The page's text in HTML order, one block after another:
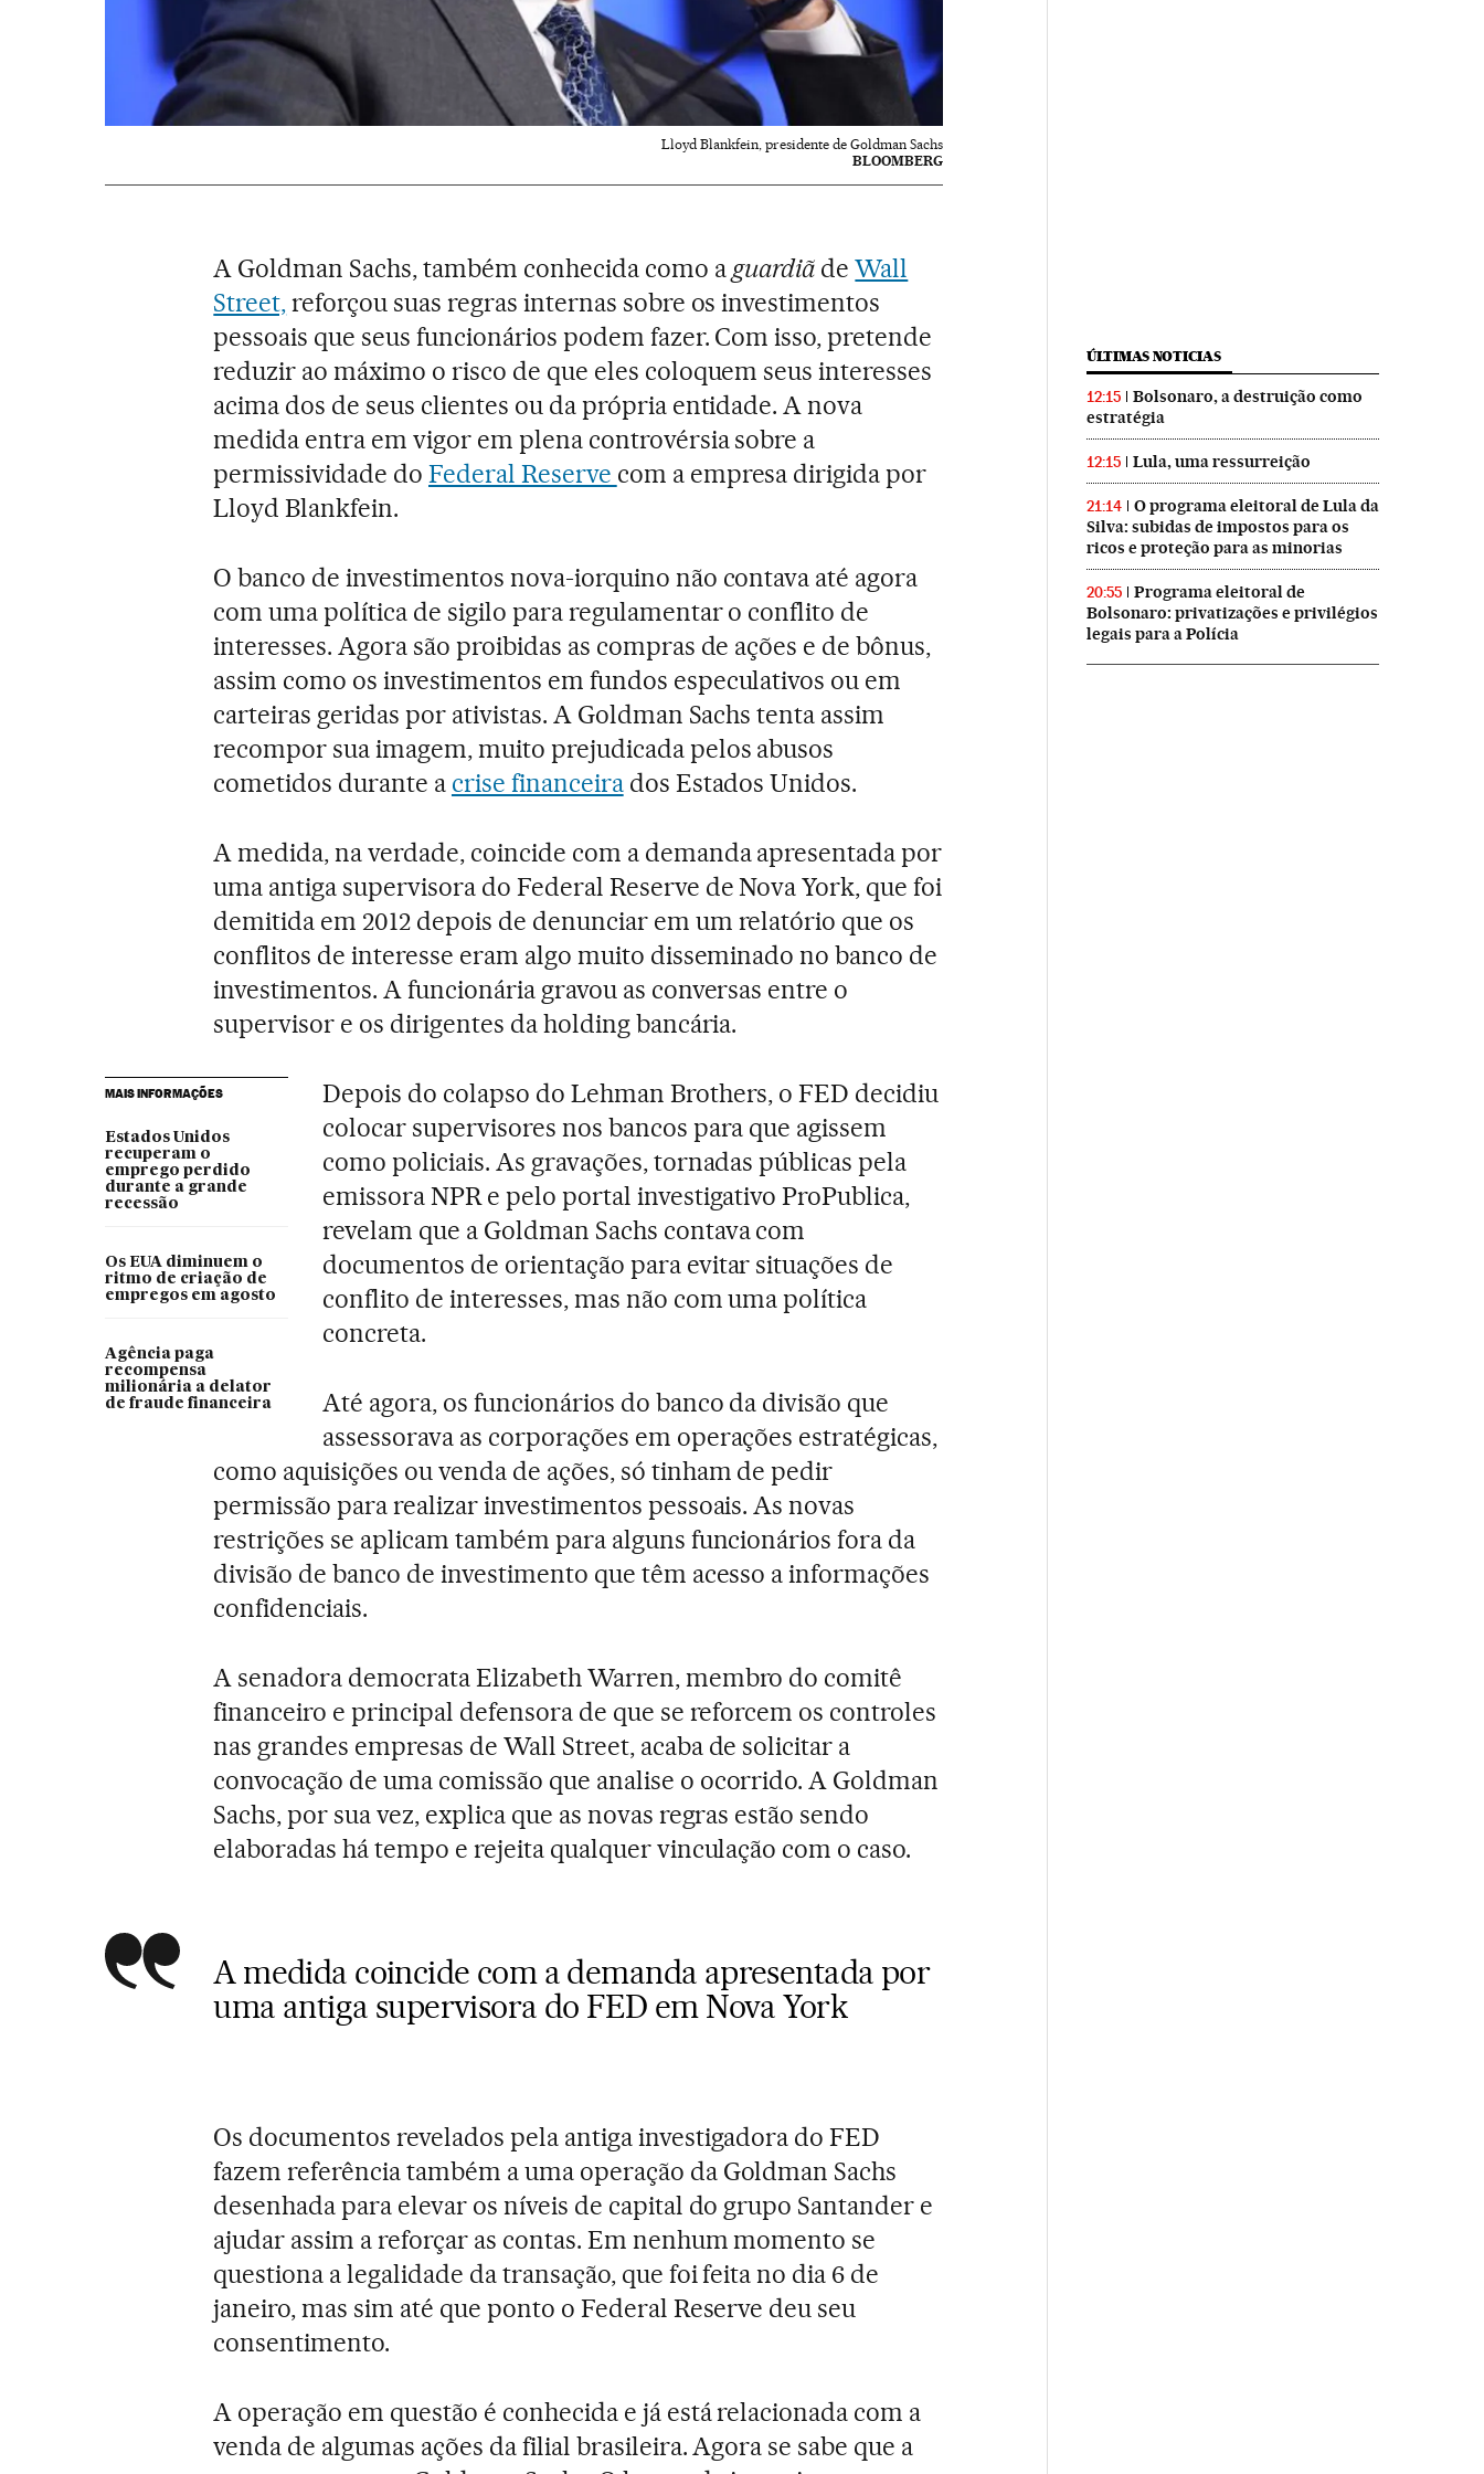
Lloyd Blankfein, presidente de Goldman Sachs
BLOOMBERG
A Goldman Sachs, também conhecida como aguardiã deWall
Street,reforçou suas regras internas sobre os investimentos
pessoais que seus funcionários podem fazer. Com isso, pretende
reduzir ao máximo o risco de que eles coloquem seus interesses
acima dos de seus clientes ou da própria entidade. A nova
medida entra em vigor em plena controvérsia sobre a
permissividade do Federal Reserve com a empresa dirigida por
Lloyd Blankfein.
O banco de investimentos nova-iorquino não contava até agora
com uma política de sigilo para regulamentar o conflito de
interesses. Agora são proibidas as compras de ações e de bônus,
assim como os investimentos em fundos especulativos ou em
carteiras geridas por ativistas. A Goldman Sachs tenta assim
recompor sua imagem, muito prejudicada pelos abusos
cometidos durante a crise financeirados Estados Unidos.
A medida, na verdade, coincide com a demanda apresentada por
uma antiga supervisora do Federal Reserve de Nova York, que foi
demitida em 2012 depois de denunciar em um relatório que os
conflitos de interesse eram algo muito disseminado no banco de
investimentos. A funcionária gravou as conversas entre o
supervisor e os dirigentes da holding bancária.
MAIS INFORMAÇÕES
Estados Unidos
recuperam o
emprego perdido
durante a grande
recessão
Os EUA diminuem o
ritmo de criação de
empregos em agosto
Agência paga
recompensa
milionária a delator
de fraude financeira
Depois do colapso do Lehman Brothers, o FED decidiu
colocar supervisores nos bancos para que agissem
como policiais. As gravações, tornadas públicas pela
emissora NPR e pelo portal investigativo ProPublica,
revelam que a Goldman Sachs contava com
documentos de orientação para evitar situações de
conflito de interesses, mas não com uma política
concreta.
Até agora, os funcionários do banco da divisão que
assessorava as corporações em operações estratégicas,
como aquisições ou venda de ações, só tinham de pedir
permissão para realizar investimentos pessoais. As novas
restrições se aplicam também para alguns funcionários fora da
divisão de banco de investimento que têm acesso a informações
confidenciais.
A senadora democrata Elizabeth Warren, membro do comitê
financeiro e principal defensora de que se reforcem os controles
nas grandes empresas de Wall Street, acaba de solicitar a
convocação de uma comissão que analise o ocorrido. A Goldman
Sachs, por sua vez, explica que as novas regras estão sendo
elaboradas há tempo e rejeita qualquer vinculação com o caso.
A medida coincide com a demanda apresentada por
uma antiga supervisora do FED em Nova York
Os documentos revelados pela antiga investigadora do FED
fazem referência também a uma operação da Goldman Sachs
desenhada para elevar os níveis de capital do grupo Santander e
ajudar assim a reforçar as contas. Em nenhum momento se
questiona a legalidade da transação, que foi feita no dia 6 de
janeiro, mas sim até que ponto o Federal Reserve deu seu
consentimento.
A operação em questão é conhecida e já está relacionada com a
venda de algumas ações da filial brasileira. Agora se sabe que a
ÚLTIMAS NOTICIAS
12:15
Bolsonaro, a destruição como
estratégia
12:15 Lula, uma ressurreição
21:14
O programa eleitoral de Lula da
Silva: subidas de impostos para os
ricos e proteção para as minorias
20:55
Programa eleitoral de
Bolsonaro: privatizações e privilégios
legais para a Polícia